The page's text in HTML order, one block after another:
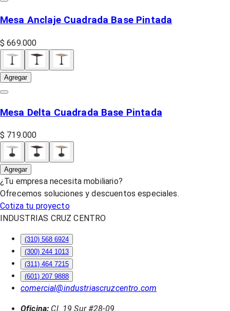
Mesa Anclaje Cuadrada Base Pintada
$ 669.000
Agregar
Mesa Delta Cuadrada Base Pintada
$ 719.000
Agregar
¿Tu empresa necesita mobiliario?
Ofrecemos soluciones y descuentos especiales.
Cotiza tu proyecto
INDUSTRIAS CRUZ CENTRO
(310) 568 6924
(300) 244 1013
(311) 464 7215
(601) 207 9888
comercial@industriascruzcentro.com
Oficina: Cl. 19 Sur #28-09